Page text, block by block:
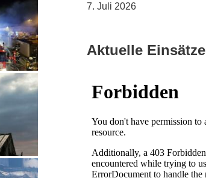
7. Juli 2026
Aktuelle Einsätze